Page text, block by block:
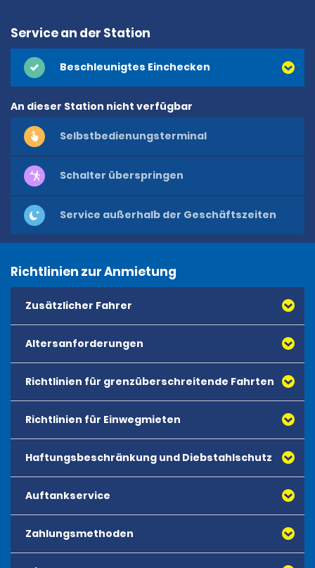
Service an der Station
Beschleunigtes Einchecken
An dieser Station nicht verfügbar
Selbstbedienungsterminal
Schalter überspringen
Service außerhalb der Geschäftszeiten
Richtlinien zur Anmietung
Zusätzlicher Fahrer
Altersanforderungen
Richtlinien für grenzüberschreitende Fahrten
Richtlinien für Einwegmieten
Haftungsbeschränkung und Diebstahlschutz
Auftankservice
Zahlungsmethoden